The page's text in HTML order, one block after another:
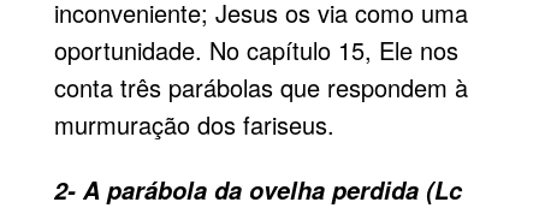
inconveniente; Jesus os via como uma
oportunidade. No capítulo 15, Ele nos
conta três parábolas que respondem à
murmuração dos fariseus.
2- A parábola da ovelha perdida (Lc